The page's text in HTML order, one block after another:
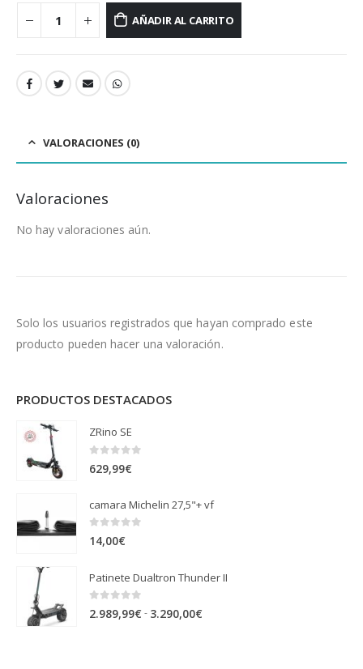
AÑADIR AL CARRITO
VALORACIONES (0)
Valoraciones
No hay valoraciones aún.
Solo los usuarios registrados que hayan comprado este
producto pueden hacer una valoración.
PRODUCTOS DESTACADOS
ZRino SE
629,99€
camara Michelin 27,5"+ vf
0 out of 5
14,00€
Patinete Dualtron Thunder II
0 out of 5
2.989,99€ - 3.290,00€